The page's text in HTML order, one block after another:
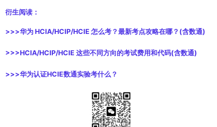
衍生阅读：
>>>华为 HCIA/HCIP/HCIE 怎么考？最新考点攻略在哪？(含数通)
>>>HCIA/HCIP/HCIE 这些不同方向的考试费用和代码(含数通)
>>>华为认证HCIE数通实验考什么？